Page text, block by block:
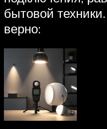
бытовой
верно: